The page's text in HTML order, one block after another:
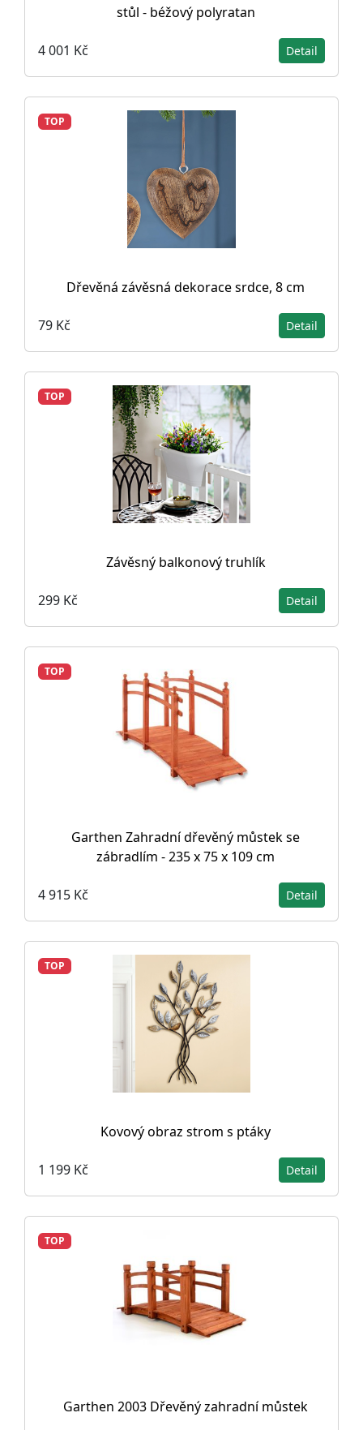
stůl - béžový polyratan
4 001 Kč Detail
TOP
Dřevěná závěsná dekorace srdce, 8 cm
79 Kč Detail
TOP
Závěsný balkonový truhlík
299 Kč Detail
TOP
Garthen Zahradní dřevěný můstek se
zábradlím - 235 x 75 x 109 cm
4 915 Kč Detail
TOP
Kovový obraz strom s ptáky
1 199 Kč Detail
TOP
Garthen 2003 Dřevěný zahradní můstek